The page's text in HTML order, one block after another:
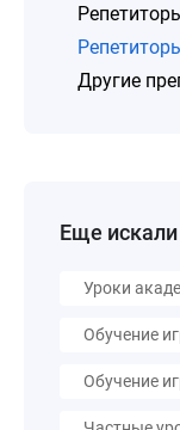
Другие
Еще искали
Уроки
Обучение
Обучение